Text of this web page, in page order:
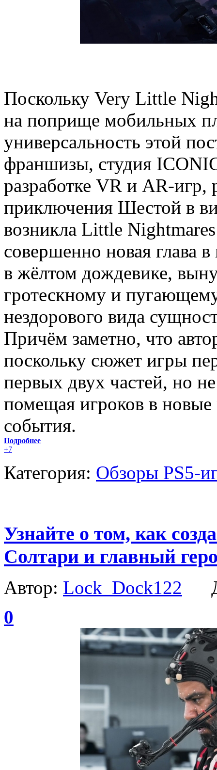
Поскольку Very Little
на поприще мобильных
универсальность этой
франшизы, студия
разработке VR и AR-игр,
приключения Шестой в
возникла Little
совершенно новая глава
в жёлтом дождевике,
гротескному и
нездорового вида
Причём заметно, что
поскольку сюжет игры
первых двух частей, но
помещая игроков в
события.
Подробнее
+7
Категория: Обзоры PS5-
Узнайте о том, как
Солтари и главный
Автор: Lock_Dock122
0